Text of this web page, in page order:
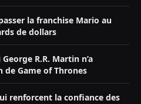
la franchise Mario au
de dollars
R.R. Martin n’a
Game of Thrones
renforcent la confiance des